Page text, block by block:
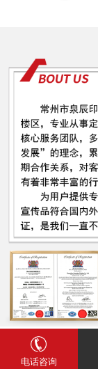
电话咨询